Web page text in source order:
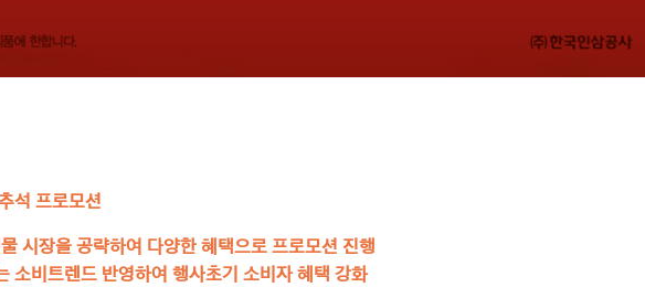
석 프로모션
시장을 공략하여 다양한 혜택으로 프로모션 진행
소비트렌드 반영하여 행사초기 소비자 혜택 강화